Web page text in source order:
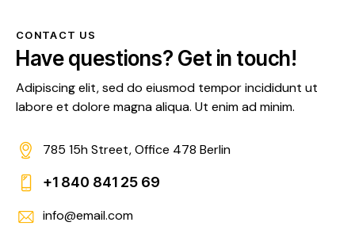
CONTACT US
Have questions? Get in touch!
Adipiscing elit, sed do eiusmod tempor incididunt ut
labore et dolore magna aliqua. Ut enim ad minim.
785 15h Street, Office 478 Berlin
+1 840 841 25 69
info@email.com